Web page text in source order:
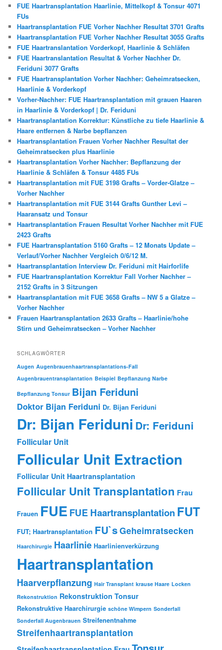
FUE Haartransplantation Haarlinie, Mittelkopf & Tonsur 4071
FUs
Haartransplantation FUE Vorher Nachher Resultat 3701 Grafts
Haartransplantation FUE Vorher Nachher Resultat 3055 Grafts
FUE Haartranslantation Vorderkopf, Haarlinie & Schläfen
FUE Haartranslantation Resultat & Vorher Nachher Dr.
Feriduni 3077 Grafts
FUE Haartransplantation Vorher Nachher: Geheimratsecken,
Haarlinie & Vorderkopf
Vorher-Nachher: FUE Haartransplantation mit grauen Haaren
in Haarlinie & Vorderkopf | Dr. Feriduni
Haartransplantation Korrektur: Künstliche zu tiefe Haarlinie &
Haare entfernen & Narbe bepflanzen
Haartransplantation Frauen Vorher Nachher Resultat der
Geheimratsecken plus Haarlinie
Haartransplantation Vorher Nachher: Bepflanzung der
Haarlinie & Schläfen & Tonsur 4485 FUs
Haartransplantation mit FUE 3198 Grafts – Vorder-Glatze –
Vorher Nachher
Haartransplantation mit FUE 3144 Grafts Gunther Levi –
Haaransatz und Tonsur
Haartransplantation Frauen Resultat Vorher Nachher mit FUE
2423 Grafts
FUE Haartransplantation 5160 Grafts – 12 Monats Update –
Verlauf/Vorher Nachher Vergleich 0/6/12 M.
Haartransplantation Interview Dr. Feriduni mit Hairforlife
FUE Haartransplantation Korrektur Fall Vorher Nachher –
2152 Grafts in 3 Sitzungen
Haartransplantation mit FUE 3658 Grafts – NW 5 a Glatze –
Vorher Nachher
Frauen Haartransplantation 2633 Grafts – Haarlinie/hohe
Stirn und Geheimratsecken – Vorher Nachher
SCHLAGWÖRTER
Augen Augenbrauenhaartransplantations-Fall
Augenbrauentransplantation Beispiel Bepflanzung Narbe
Bepflanzung Tonsur Bijan Feriduni
Doktor Bijan Feriduni Dr. Bijan Feriduni
Dr: Bijan Feriduni Dr: Feriduni
Follicular Unit
Follicular Unit Extraction
Follicular Unit Haartransplantation
Follicular Unit Transplantation Frau
Frauen FUE FUE HaartransplantationFUT
FUT; Haartransplantation FU`sGeheimratsecken
Haarchirurgie Haarlinie Haarlinienverkürzung
Haartransplantation
Haarverpflanzung Hair Transplant krause Haare Locken
Rekonstruktion Rekonstruktion Tonsur
Rekonstruktive Haarchirurgie schöne Wimpern Sonderfall
Sonderfall Augenbrauen Streifenentnahme
Streifenhaartransplantation